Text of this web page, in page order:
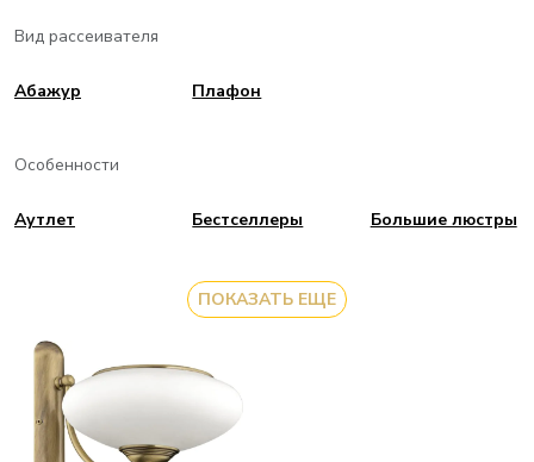
Вид рассеивателя
Aбажур Плафон
Особенности
Аутлет Бестселлеры Большие люстры
ПОКАЗАТЬ ЕЩЕ